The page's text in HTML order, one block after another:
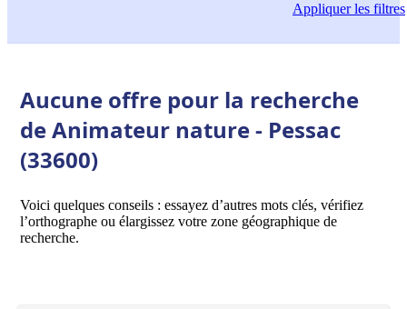
Appliquerles filtres
Aucune offre pour la recherche
de Animateur nature - Pessac
(33600)
Voici quelques conseils : essayez d’autres mots clés, vérifiez
l’orthographe ou élargissez votre zone géographique de
recherche.